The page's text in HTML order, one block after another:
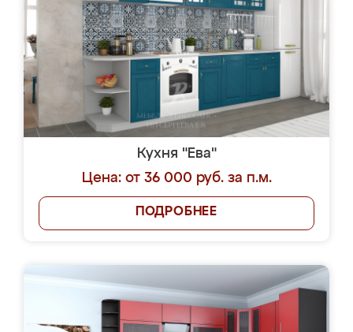
Кухня "Ева"
Цена: от 36 000 руб. за п.м.
ПОДРОБНЕЕ